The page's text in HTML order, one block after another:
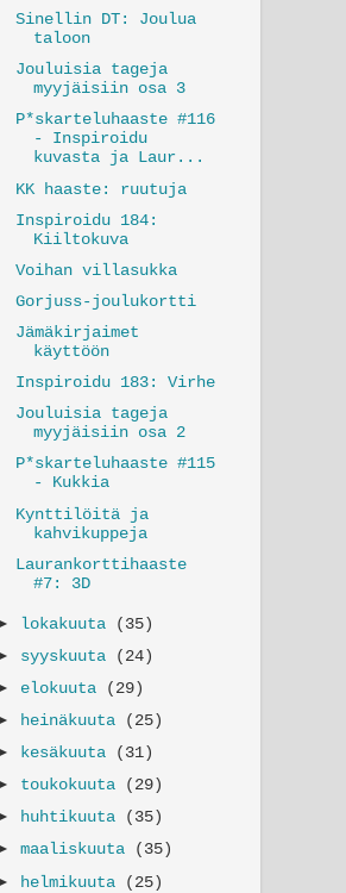
Sinellin DT: Joulua
taloon
Jouluisia tageja
myyjäisiin osa 3
P*skarteluhaaste #116
- Inspiroidu
kuvasta ja Laur...
KK haaste: ruutuja
Inspiroidu 184:
Kiiltokuva
Voihan villasukka
Gorjuss-joulukortti
Jämäkirjaimet
käyttöön
Inspiroidu 183: Virhe
Jouluisia tageja
myyjäisiin osa 2
P*skarteluhaaste #115
- Kukkia
Kynttilöitä ja
kahvikuppeja
Laurankorttihaaste
#7: 3D
lokakuuta
(35)
syyskuuta
(24)
elokuuta
(29)
heinäkuuta
(25)
kesäkuuta
(31)
toukokuuta
(29)
huhtikuuta
(35)
maaliskuuta
(35)
helmikuuta (25)